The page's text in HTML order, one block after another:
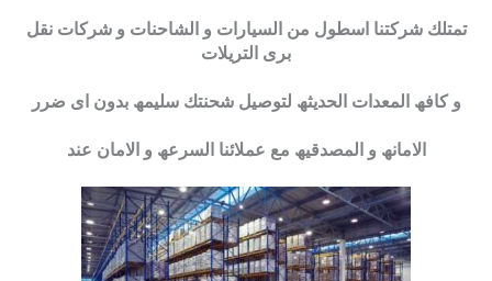
تمتلك شركتنا اسطول من السیارات و الشاحنات و شركات نقل
برى التریلات
و كافھ المعدات الحدیثھ لتوصیل شحنتك سلیمھ بدون اى ضرر
الامانھ و المصدقیھ مع عملائنا السرعھ و الامان عند